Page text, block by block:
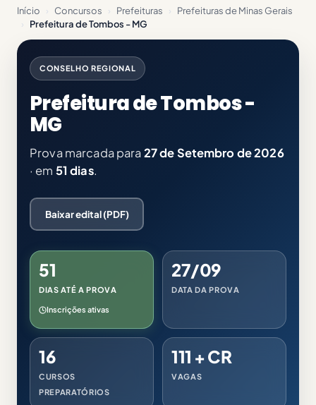
Início › Concursos › Prefeituras ›
Prefeituras de Minas Gerais
›
Prefeitura de Tombos - MG
CONSELHO REGIONAL
Prefeitura de Tombos -
MG
Prova marcada para27 de Setembro de 2026
· em 51 dias.
Baixar edital (PDF)
51
DIAS ATÉ A PROVA
Inscrições ativas
27/09
DATA DA PROVA
16
CURSOS
PREPARATÓRIOS
111 + CR
VAGAS